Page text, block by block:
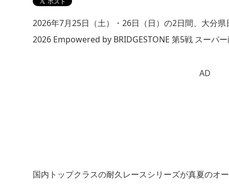
2026年7月25日（土）・26日（日）の2日間、大分
2026 Empowered by BRIDGESTONE 第5戦 スーパ
AD
国内トップクラスの耐久レースシリーズが真夏のオ